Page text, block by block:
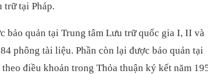
trữ tại Pháp.
bảo quản tại Trung tâm Lưu trữ quốc gia I, II và
phông tài liệu. Phần còn lại được bảo quản tại
điều khoản trong Thỏa thuận ký kết năm